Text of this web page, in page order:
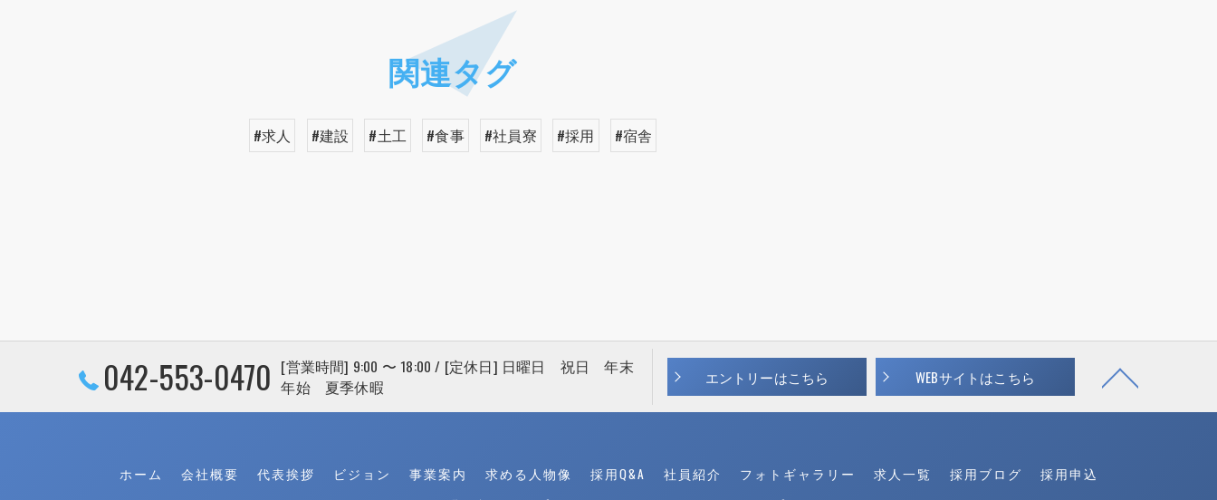
関連タグ
#求人 #建設 #土工 #食事 #社員寮 #採用 #宿舎
042-553-0470 [営業時間] 9:00 〜 18:00 / [定休日] 日曜日 祝日 年末
年始 夏季休暇
エントリーはこちら WEBサイトはこちら
ホーム 会社概要 代表挨拶 ビジョン 事業案内 求める人物像 採用Q&A 社員紹介 フォトギャラリー 求人一覧 採用ブログ
採用申込